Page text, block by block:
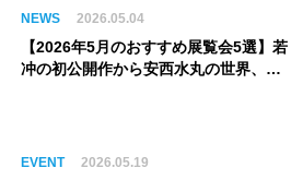
NEWS 2026.05.04
【2026年5月のおすすめ展覧会5選】若
冲の初公開作から安西水丸の世界、そ
EVENT 2026.05.19